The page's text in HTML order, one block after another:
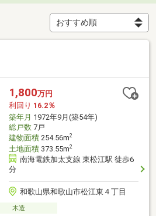
1,800万円
利回り 16.2％
築年月 1972年9月(築54年)
総戸数7戸
建物面積254.56m2
土地面積373.55m2
南海電鉄加太支線 東松江駅 徒歩6
分
和歌山県和歌山市松江東４丁目
木造